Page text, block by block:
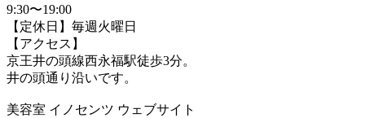
9:30〜19:00
【定休日】毎週火曜日
【アクセス】
京王井の頭線西永福駅徒歩3分。
井の頭通り沿いです。
美容室 イノセンツ ウェブサイト